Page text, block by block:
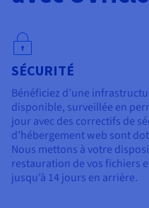
SÉCURITÉ
Bénéficiez d’une
disponible, surveillée en
jour avec des correctifs de
d’hébergement web sont
Nous mettons à votre
restauration de vos fichiers
jusqu’à 14 jours en arrière.